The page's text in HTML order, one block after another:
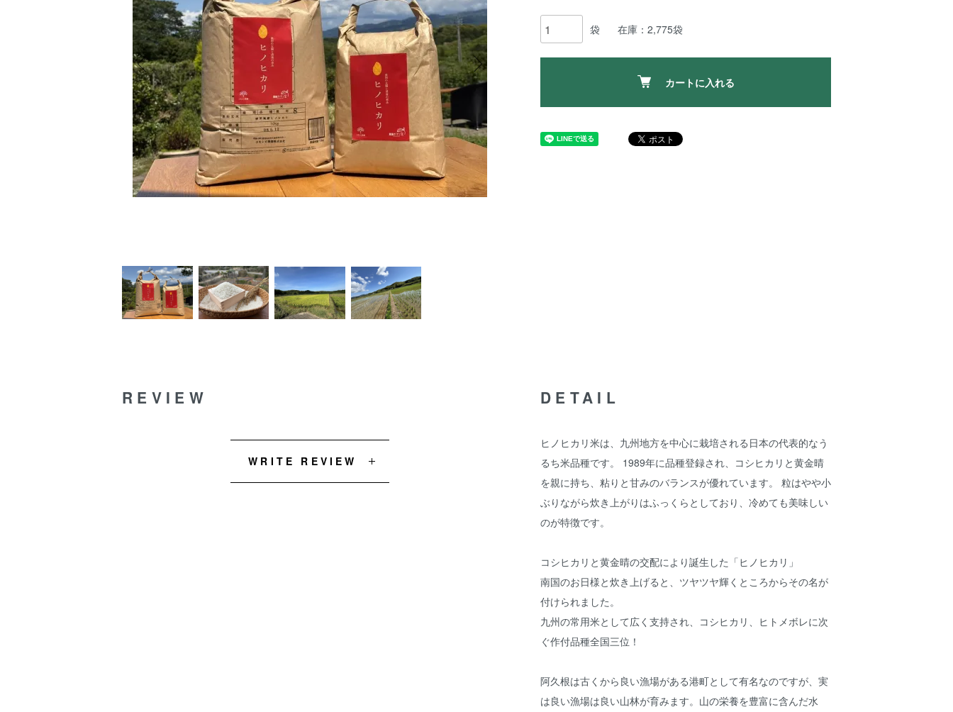
袋 在庫：2,775袋
カートに入れる
DETAIL
ヒノヒカリ米は、九州地方を中心に栽培される日本の代表的なう
るち米品種です。 1989年に品種登録され、コシヒカリと黄金晴
を親に持ち、粘りと甘みのバランスが優れています。 粒はやや小
ぶりながら炊き上がりはふっくらとしており、冷めても美味しい
のが特徴です。
コシヒカリと黄金晴の交配により誕生した「ヒノヒカリ」
南国のお日様と炊き上げると、ツヤツヤ輝くところからその名が
付けられました。
九州の常用米として広く支持され、コシヒカリ、ヒトメボレに次
ぐ作付品種全国三位！
阿久根は古くから良い漁場がある港町として有名なのですが、実
は良い漁場は良い山林が育みます。山の栄養を豊富に含んだ水
REVIEW
WRITE REVIEW